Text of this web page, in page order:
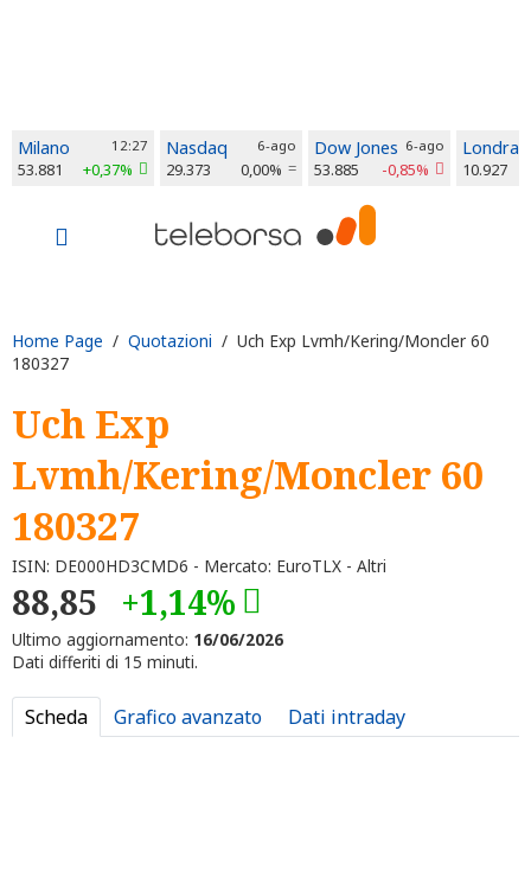
Milano 12:27
53.881 +0,37%
Nasdaq 6-ago
29.373 0,00%
Dow Jones 6-ago
53.885 -0,85%
Londra
10.927
Home Page / Quotazioni / Uch Exp Lvmh/Kering/Moncler 60
180327
Uch Exp
Lvmh/Kering/Moncler 60
180327
ISIN: DE000HD3CMD6 - Mercato: EuroTLX - Altri
88,85 +1,14%
Ultimo aggiornamento: 16/06/2026
Dati differiti di 15 minuti.
Scheda Grafico avanzato Dati intraday